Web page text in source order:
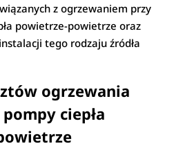
z ogrzewaniem przy
powietrze-powietrze oraz
tego rodzaju źródła
ogrzewania
ciepła